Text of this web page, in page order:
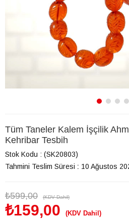
Tüm Taneler Kalem İşçilik
Kehribar Tesbih
Stok Kodu
(SK20803)
Tahmini Teslim Süresi : 10 Ağustos
₺599,00 (KDV Dahil)
₺159,00 (KDV Dahil)